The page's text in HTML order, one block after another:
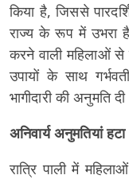
किया है, जिससे
राज्य के रूप में उभरा
करने वाली महिलाओं से
उपायों के साथ
भागीदारी की अनुमति
अनिवार्य अनुमतियां
रात्रि पाली में